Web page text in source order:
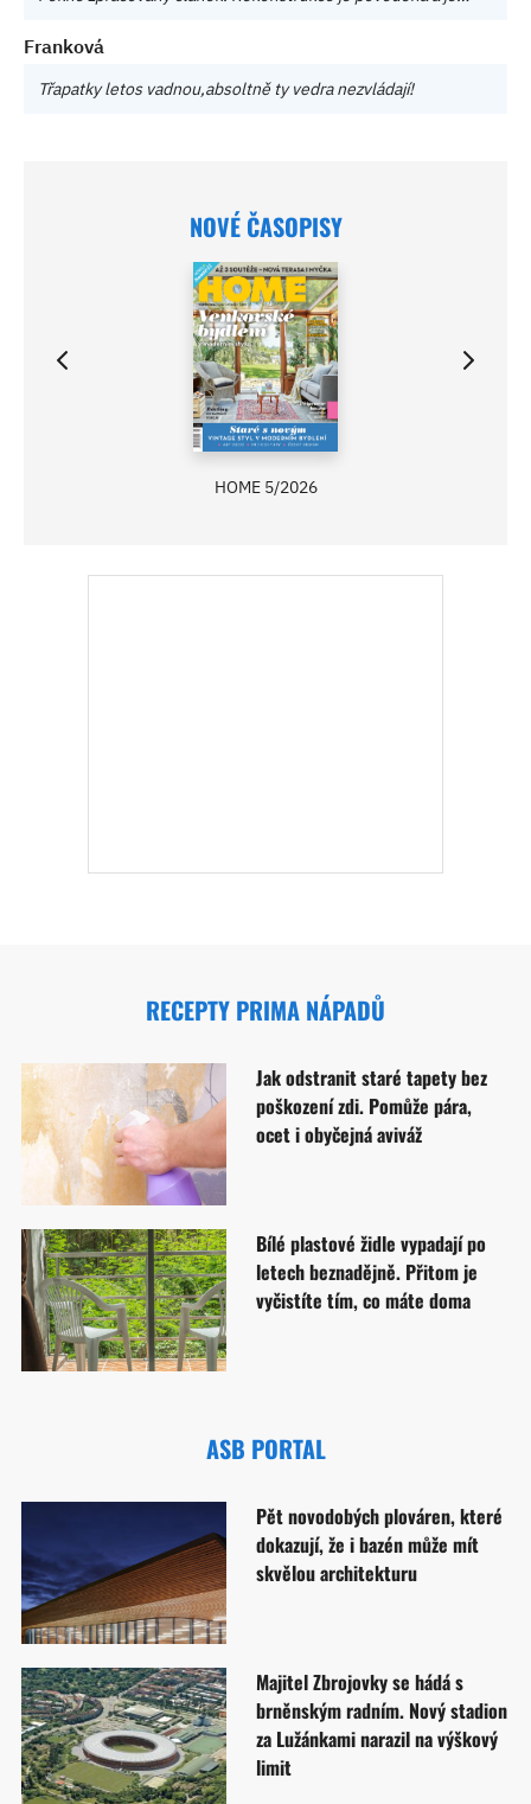
Franková
Třapatky letos vadnou,absoltně ty vedra nezvládají!
NOVÉ ČASOPISY
HOME 5/2026
RECEPTY PRIMA NÁPADŮ
Jak odstranit staré tapety bez
poškození zdi. Pomůže pára,
ocet i obyčejná aviváž
Bílé plastové židle vypadají po
letech beznadějně. Přitom je
vyčistíte tím, co máte doma
ASB PORTAL
Pět novodobých plováren, které
dokazují, že i bazén může mít
skvělou architekturu
Majitel Zbrojovky se hádá s
brněnským radním. Nový stadion
za Lužánkami narazil na výškový
limit